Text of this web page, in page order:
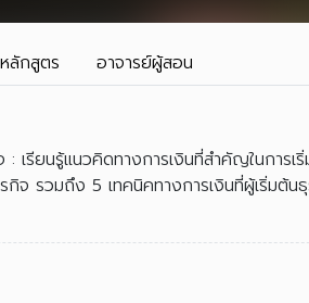
หลักสูตร อาจารย์ผู้สอน
: เรียนรู้แนวคิดทางการเงินที่สำคัญในการ
รกิจ รวมถึง 5 เทคนิคทางการเงินที่ผู้เริ่มต้